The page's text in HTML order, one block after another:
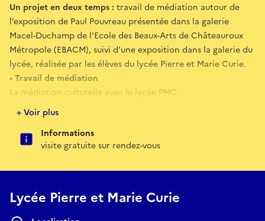
Un projet en deux temps : travail de médiation autour de
l’exposition de Paul Pouvreau présentée dans la galerie
Macel-Duchamp de l’Ecole des Beaux-Arts de Châteauroux
Métropole (EBACM), suivi d’une exposition dans la galerie du
lycée, réalisée par les élèves du lycée Pierre et Marie Curie.
• Travail de médiation
La médiation culturelle avec le lycée PMC
L’école sensibilise les étudiant(e)s à la pratique de la
médiation culturelle dans le cadre d’un partenariat avec le
lycée Pierre et Marie Curie (classe de seconde, de première
et de terminale spécialité art). Les étudiants de la classe
spécialités).
Les étapes de travail :
+ Voir plus
Informations
visite gratuite sur rendez-vous
Lycée Pierre et Marie Curie